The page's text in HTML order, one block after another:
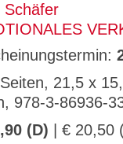
Schäfer
21,5 x
978-3-86936-
(D) | € 20,50